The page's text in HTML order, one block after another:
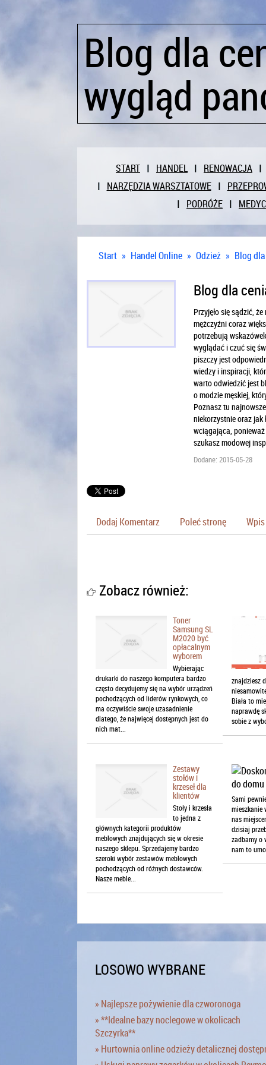
Blog dla
wygląd
START HANDEL
RENOWACJA
NARZĘDZIA WARSZTATOWE
PODRÓŻE
Start » Handel Online » Odzież » Blog
Blog dla
Przyjęło się sądzić,
mężczyźni coraz
potrzebują
wyglądać i czuć się
piszczy jest
wiedzy i inspiracji,
warto odwiedzić jest
o modzie męskiej,
Poznasz tu
niekorzystnie oraz jak
wciągająca,
szukasz modowej
Dodane: 2015-05-28
Dodaj Komentarz Poleć stronę
Zobacz również:
Toner
Samsung SL
M2020 być
opłacalnym
wyborem
Wybierając
drukarki do naszego komputera bardzo
często decydujemy się na wybór urządzeń
pochodzących od liderów rynkowych, co
ma oczywiście swoje uzasadnienie
dlatego, że najwięcej dostępnych jest do
nich mat...
znajdziesz
Biała to
naprawdę
sobie z
Zestawy
stołów i
krzeseł dla
klientów
Stoły i krzesła
to jedna z
głównych kategorii produktów
meblowych znajdujących się w okresie
naszego sklepu. Sprzedajemy bardzo
szeroki wybór zestawów meblowych
pochodzących od różnych dostawców.
Nasze meble...
Sami
mieszkanie
nas
dzisiaj
zadbamy o
nam to
LOSOWO WYBRANE
» Najlepsze pożywienie dla czworonoga
» **Idealne bazy noclegowe w okolicach
Szczyrka**
» Hurtownia online odzieży detalicznej